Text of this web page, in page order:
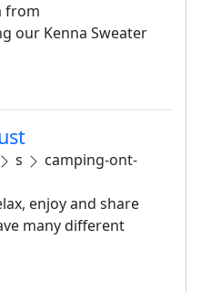
from
our Kenna Sweater
s
camping-ont-
enjoy and share
many different